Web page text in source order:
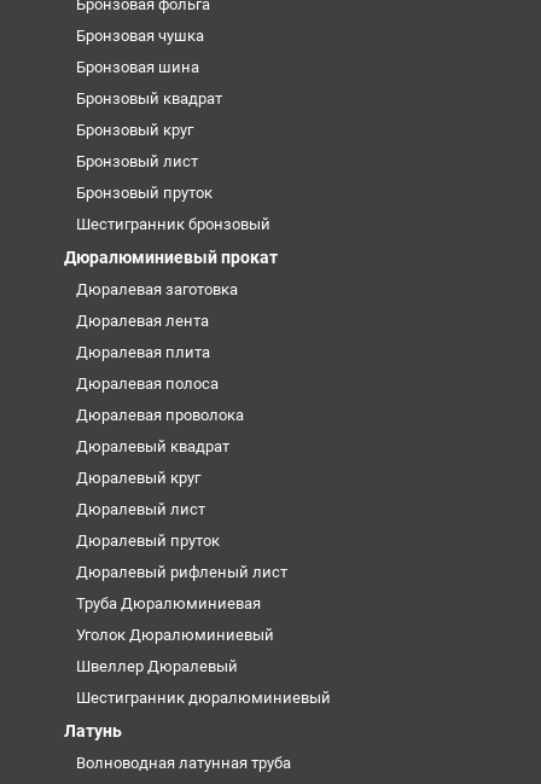
Бронзовая фольга
Бронзовая чушка
Бронзовая шина
Бронзовый квадрат
Бронзовый круг
Бронзовый лист
Бронзовый пруток
Шестигранник бронзовый
Дюралюминиевый прокат
Дюралевая заготовка
Дюралевая лента
Дюралевая плита
Дюралевая полоса
Дюралевая проволока
Дюралевый квадрат
Дюралевый круг
Дюралевый лист
Дюралевый пруток
Дюралевый рифленый лист
Труба Дюралюминиевая
Уголок Дюралюминиевый
Швеллер Дюралевый
Шестигранник дюралюминиевый
Латунь
Волноводная латунная труба